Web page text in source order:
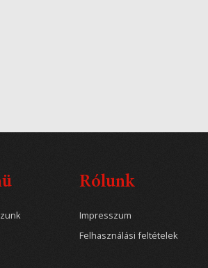
Rólunk
Impresszum
Felhasználási feltételek